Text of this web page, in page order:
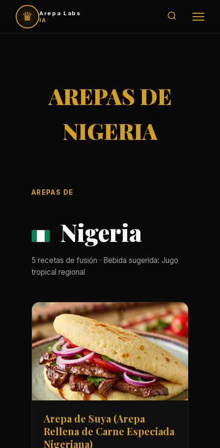
♛
Arepa Labs
IA
AREPAS DE
NIGERIA
AREPAS DE
Nigeria
5 recetas de fusión · Bebida sugerida: Jugo
tropical regional
Arepa de Suya (Arepa
Rellena de Carne Especiada
Nigeriana)